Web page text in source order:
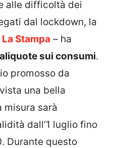
alle difficoltà dei
dal lockdown, la
La Stampa – ha
sui consumi.
promosso da
una bella
misura sarà
dall’1 luglio fino
Durante questo